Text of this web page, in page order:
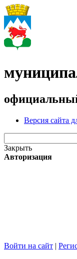
Версия сайта
Закрыть
Авторизация
Войти на сайт |